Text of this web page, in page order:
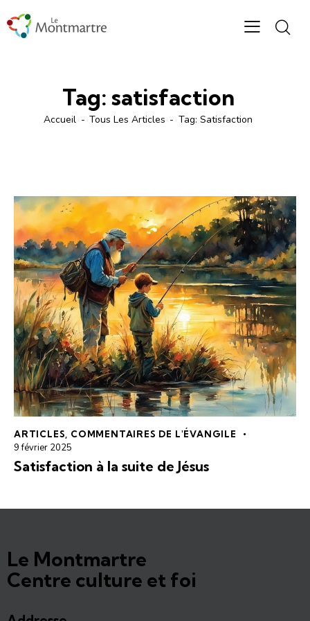
Tag: satisfaction
Accueil Tous Les Articles Tag: Satisfaction
ARTICLES COMMENTAIRES DE L'ÉVANGILE
9 février 2025
Satisfaction à la suite de Jésus
Le Montmartre
Centre culture et foi